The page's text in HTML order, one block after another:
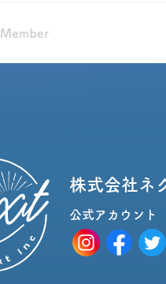
Member
株式会社ネ
公式アカウント